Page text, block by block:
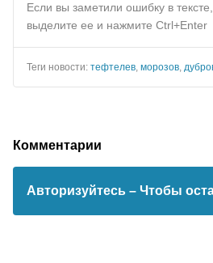
Если вы заметили ошибку в тексте,
выделите ее и нажмите Ctrl+Enter
Теги новости: тефтелев, морозов,
Комментарии
Авторизуйтесь – Чтобы